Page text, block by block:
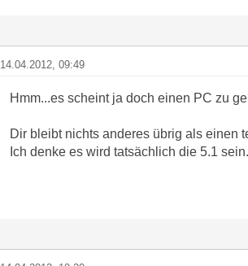
14.04.2012, 09:49
Hmm...es scheint ja doch einen PC zu
Dir bleibt nichts anderes übrig als einen
Ich denke es wird tatsächlich die 5.1 sein.